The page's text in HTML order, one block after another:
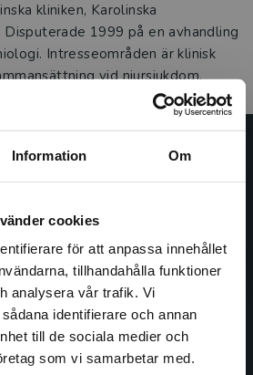
Information Om
cookies
för att anpassa innehållet
tillhandahålla funktioner
analysera vår trafik. Vi
identifierare och annan
till de sociala medier och
som vi samarbetar med.
fraktregion
kliniken, Karolinska
1999 på en avhandling
Intresseområden är klinisk
vid njursjukdom.
Med läromedel, kurslitteratur,
och digitala
finns Studentlitteratur med